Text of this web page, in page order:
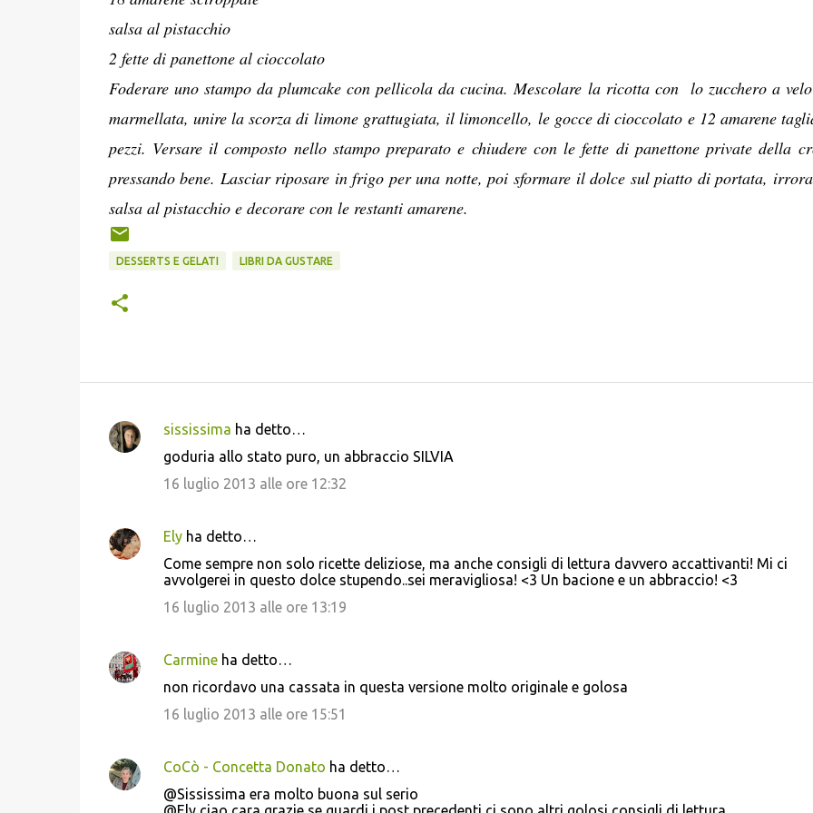
salsa al pistacchio
2 fette di panettone al cioccolato
Foderare uno stampo da plumcake con pellicola da cucina. Mescolare la ricotta con lo zucchero a
marmellata, unire la scorza di limone grattugiata, il limoncello, le gocce di cioccolato e 12 amarene
pezzi. Versare il composto nello stampo preparato e chiudere con le fette di panettone private della
pressando bene. Lasciar riposare in frigo per una notte, poi sformare il dolce sul piatto di portata,
salsa al pistacchio e decorare con le restanti amarene.
DESSERTS E GELATI LIBRI DA GUSTARE
C
e
sississima ha detto…
goduria allo stato puro, un abbraccio SILVIA
16 luglio 2013 alle ore 12:32
Elyha detto…
Come sempre non solo ricette deliziose, ma anche consigli di lettura davvero accattivanti! Mi ci
avvolgerei in questo dolce stupendo..sei meravigliosa! <3 Un bacione e un abbraccio! <3
16 luglio 2013 alle ore 13:19
Carmineha detto…
non ricordavo una cassata in questa versione molto originale e golosa
16 luglio 2013 alle ore 15:51
CoCò - Concetta Donato ha detto…
@Sississima era molto buona sul serio